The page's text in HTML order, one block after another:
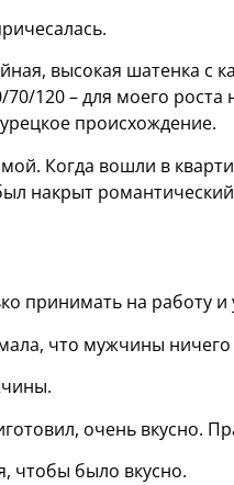
высокая шатенка с
120 – для моего роста
происхождение.
Когда вошли в
накрыт
принимать на работу и
что мужчины
очень вкусно.
чтобы было вкусно.